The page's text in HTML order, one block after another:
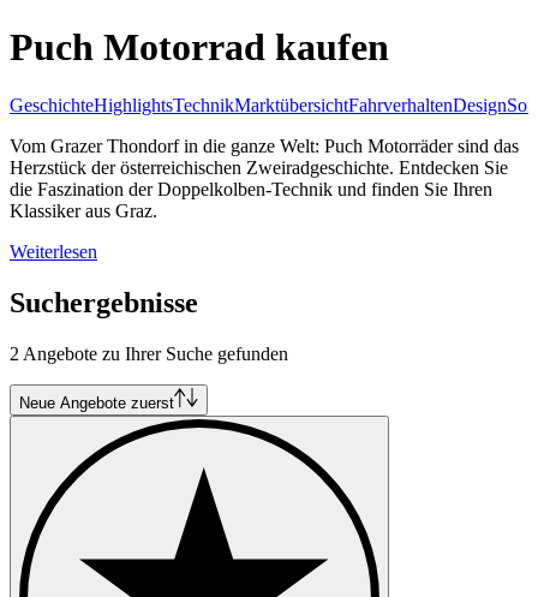
Puch Motorrad kaufen
GeschichteHighlightsTechnikMarktübersichtFahrverhaltenDesign
Vom Grazer Thondorf in die ganze Welt: Puch Motorräder sind das
Herzstück der österreichischen Zweiradgeschichte. Entdecken Sie
die Faszination der Doppelkolben-Technik und finden Sie Ihren
Klassiker aus Graz.
Weiterlesen
Suchergebnisse
2 Angebote zu Ihrer Suche gefunden
Neue Angebote zuerst